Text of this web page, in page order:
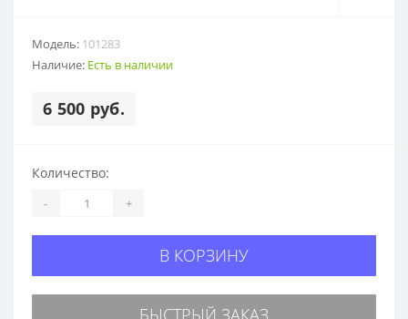
Модель: 101283
Наличие: Есть в наличии
6 500 руб.
Количество:
- +
В КОРЗИНУ